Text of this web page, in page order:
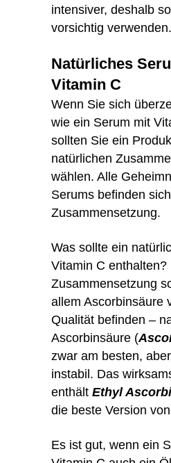
intensiver, deshalb
vorsichtig verwenden.
Natürliches
Vitamin C
Wenn Sie sich
wie ein Serum mit
sollten Sie ein
natürlichen
wählen. Alle
Serums befinden
Zusammensetzung.
Was sollte ein
Vitamin C enthalten?
Zusammensetzung
allem Ascorbinsäure
Qualität befinden –
Ascorbinsäure (
zwar am besten,
instabil. Das
enthält Ethyl
die beste Version
Es ist gut, wenn ein